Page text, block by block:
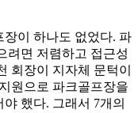
이 하나도 없었다. 파
려면 저렴하고 접근성
회장이 지자체 문턱이
원으로 파크골프장을
했다. 그래서 7개의